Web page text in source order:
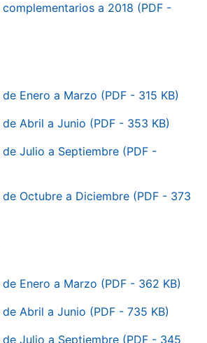
a 2018 (PDF -
Enero a Marzo (PDF - 315 KB)
Abril a Junio (PDF - 353 KB)
Julio a Septiembre (PDF -
Octubre a Diciembre (PDF - 373
Enero a Marzo (PDF - 362 KB)
Abril a Junio (PDF - 735 KB)
Julio a Septiembre (PDF - 345